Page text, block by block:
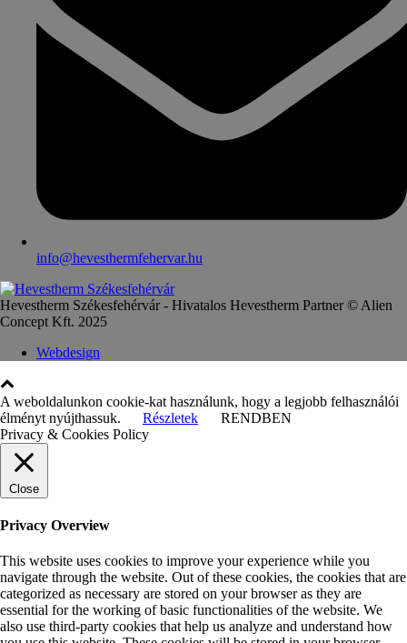
info@hevesthermfehervar.hu
Hevestherm Székesfehérvár - Hivatalos Hevestherm Partner © Alien
Concept Kft. 2025
Webdesign
A weboldalunkon cookie-kat használunk, hogy a legjobb felhasználói
élményt nyújthassuk.
Részletek
RENDBEN
Privacy & Cookies Policy
Close
Privacy Overview
This website uses cookies to improve your experience while you
navigate through the website. Out of these cookies, the cookies that are
categorized as necessary are stored on your browser as they are
essential for the working of basic functionalities of the website. We
also use third-party cookies that help us analyze and understand how